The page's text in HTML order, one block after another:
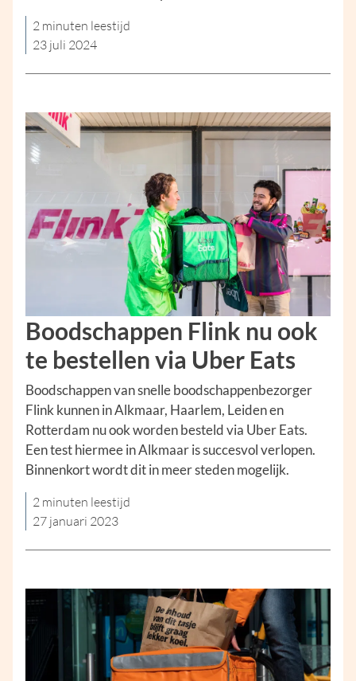
2 minuten leestijd
23 juli 2024
Boodschappen Flink nu ook
te bestellen via Uber Eats
Boodschappen van snelle boodschappenbezorger
Flink kunnen in Alkmaar, Haarlem, Leiden en
Rotterdam nu ook worden besteld via Uber Eats.
Een test hiermee in Alkmaar is succesvol verlopen.
Binnenkort wordt dit in meer steden mogelijk.
2 minuten leestijd
27 januari 2023